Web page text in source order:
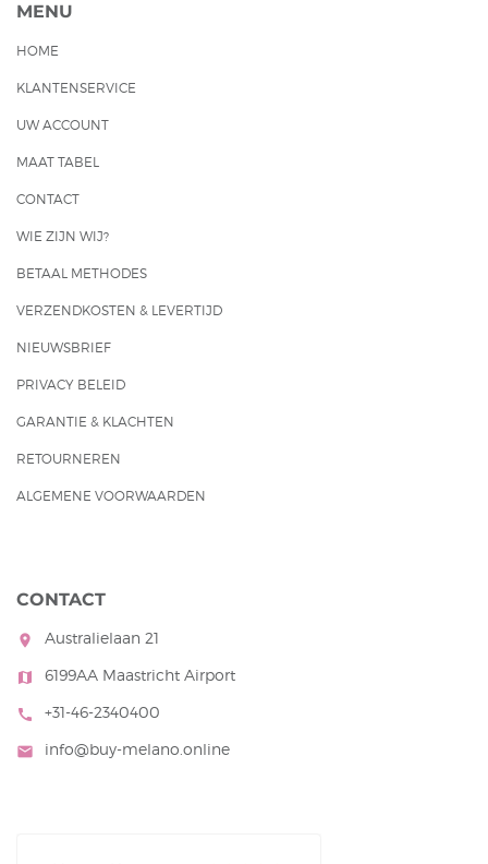
MENU
HOME
KLANTENSERVICE
UW ACCOUNT
MAAT TABEL
CONTACT
WIE ZIJN WIJ?
BETAAL METHODES
VERZENDKOSTEN & LEVERTIJD
NIEUWSBRIEF
PRIVACY BELEID
GARANTIE & KLACHTEN
RETOURNEREN
ALGEMENE VOORWAARDEN
CONTACT
room Australielaan 21
map 6199AA Maastricht Airport
call +31-46-2340400
mail info@buy-melano.online